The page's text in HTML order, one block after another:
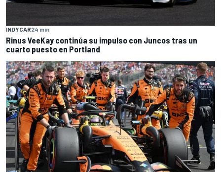
INDYCAR24 min
Rinus VeeKay continúa su impulso con Juncos tras un
cuarto puesto en Portland